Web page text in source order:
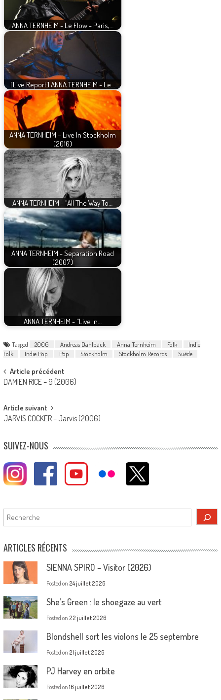
ANNA TERNHEIM - Le Flow - Paris,…
[Live Report] ANNA TERNHEIM - Le…
ANNA TERNHEIM – Live In Stockholm
(2016)
ANNA TERNHEIM - "All The Way To…
ANNA TERNHEIM - Separation Road
(2007)
ANNA TERNHEIM - "Live In…
Tagged 2006 Andreas Dahlbäck Anna Ternheim Folk
Indie
Folk
Indie Pop Pop Stockholm Stockholm Records Suède
Post
navigation
Article précédent
DAMIEN RICE – 9 (2006)
Article suivant
JARVIS COCKER – Jarvis (2006)
SUIVEZ-NOUS
Rechercher
ARTICLES RÉCENTS
SIENNA SPIRO – Visitor (2026)
Posted on 24 juillet 2026
She’s Green : le shoegaze au vert
Posted on 22 juillet 2026
Blondshell sort les violons le 25 septembre
Posted on 21 juillet 2026
PJ Harvey en orbite
Posted on 16 juillet 2026